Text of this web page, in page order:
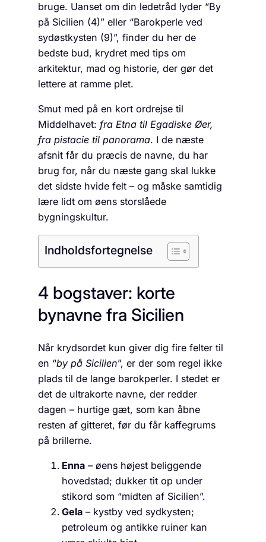
bruge. Uanset om din ledetråd lyder “By
på Sicilien (4)” eller “Barokperle ved
sydøstkysten (9)”, finder du her de
bedste bud, krydret med tips om
arkitektur, mad og historie, der gør det
lettere at ramme plet.
Smut med på en kort ordrejse til
Middelhavet: fra Etna til Egadiske Øer,
fra pistacie til panorama. I de næste
afsnit får du præcis de navne, du har
brug for, når du næste gang skal lukke
det sidste hvide felt – og måske samtidig
lære lidt om øens storslåede
bygningskultur.
Indholdsfortegnelse
4 bogstaver: korte
bynavne fra Sicilien
Når krydsordet kun giver dig fire felter til
en “by på Sicilien”, er der som regel ikke
plads til de lange barokperler. I stedet er
det de ultrakorte navne, der redder
dagen – hurtige gæt, som kan åbne
resten af gitteret, før du får kaffegrums
på brillerne.
Enna – øens højest beliggende
hovedstad; dukker tit op under
stikord som “midten af Sicilien”.
Gela – kystby ved sydkysten;
petroleum og antikke ruiner kan